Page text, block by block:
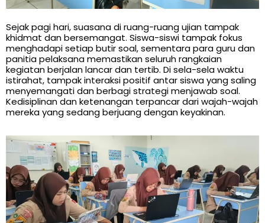
Sejak pagi hari, suasana di ruang-ruang ujian tampak
khidmat dan bersemangat. Siswa-siswi tampak fokus
menghadapi setiap butir soal, sementara para guru dan
panitia pelaksana memastikan seluruh rangkaian
kegiatan berjalan lancar dan tertib. Di sela-sela waktu
istirahat, tampak interaksi positif antar siswa yang saling
menyemangati dan berbagi strategi menjawab soal.
Kedisiplinan dan ketenangan terpancar dari wajah-wajah
mereka yang sedang berjuang dengan keyakinan.